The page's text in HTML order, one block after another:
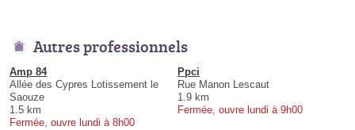
Autres professionnels
Amp 84
Allée des Cypres Lotissement le
Saouze
1.5 km
Fermée, ouvre lundi à 8h00
Ppci
Rue Manon Lescaut
1.9 km
Fermée, ouvre lundi à 9h00